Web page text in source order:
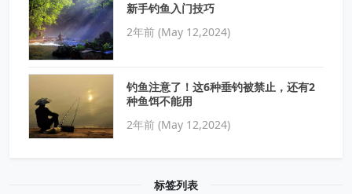
新手钓鱼入门技巧
2年前 (May 12,2024)
钓鱼注意了！这6种垂钓被禁止，还有2
种鱼饵不能用
2年前 (May 12,2024)
标签列表